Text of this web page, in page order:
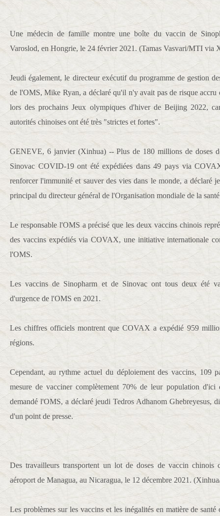
Une médecin de famille montre une boîte du vaccin de
Varoslod, en Hongrie, le 24 février 2021. (Tamas Vasvari/MTI via
Jeudi également, le directeur exécutif du programme de gestion
de l'OMS, Mike Ryan, a déclaré qu'il n'y avait pas de risque
lors des prochains Jeux olympiques d'hiver de Beijing 2022,
autorités chinoises ont été très "strictes et fortes".
GENEVE, 6 janvier (Xinhua) -- Plus de 180 millions de doses
Sinovac COVID-19 ont été expédiées dans 49 pays via
renforcer l'immunité et sauver des vies dans le monde, a déclaré
principal du directeur général de l'Organisation mondiale de la
Le responsable l'OMS a précisé que les deux vaccins chinois
des vaccins expédiés via COVAX, une initiative internationale
l'OMS.
Les vaccins de Sinopharm et de Sinovac ont tous deux été
d'urgence de l'OMS en 2021.
Les chiffres officiels montrent que COVAX a expédié 959
régions.
Cependant, au rythme actuel du déploiement des vaccins, 109
mesure de vacciner complètement 70% de leur population
demandé l'OMS, a déclaré jeudi Tedros Adhanom Ghebreyesus,
d'un point de presse.
Des travailleurs transportent un lot de doses de vaccin
aéroport de Managua, au Nicaragua, le 12 décembre 2021.
Les problèmes sur les vaccins et les inégalités en matière de